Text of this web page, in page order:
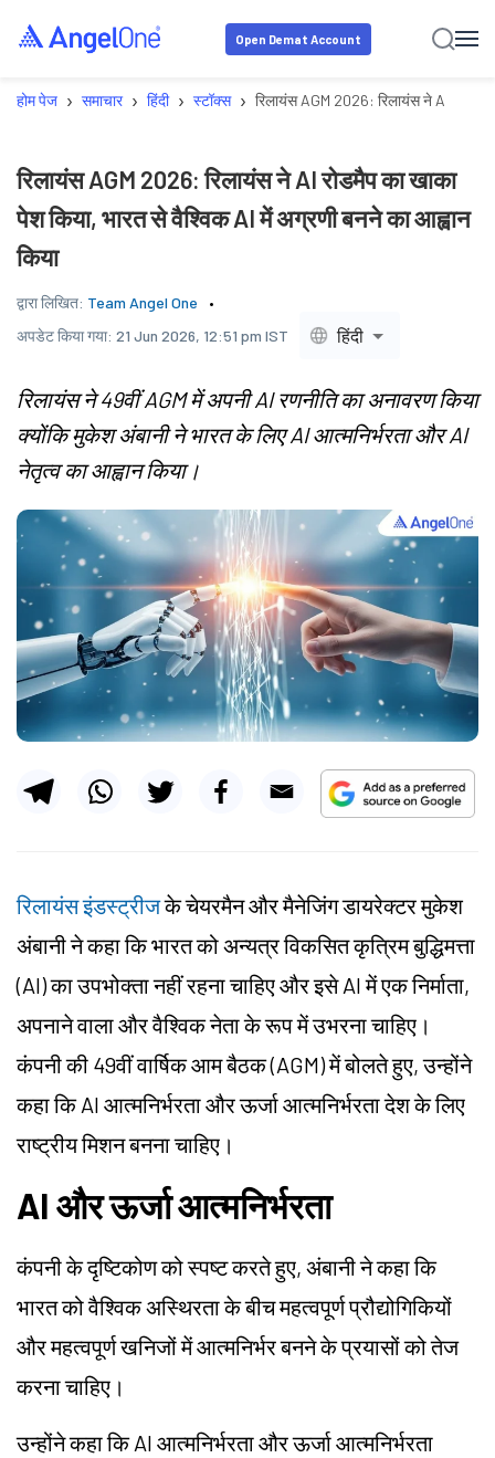
Open Demat Account
होम पेज › समाचार › हिंदी › स्टॉक्स › रिलायंस AGM 2026: रिलायंस ने AI रोडमैप
रिलायंस AGM 2026: रिलायंस ने AI रोडमैप का खाका
पेश किया, भारत से वैश्विक AI में अग्रणी बनने का आह्वान
किया
द्वारा लिखित: Team Angel One
अपडेट किया गया: 21 Jun 2026, 12:51 pm IST हिंदी
रिलायंस ने 49वीं AGM में अपनी AI रणनीति का अनावरण किया
क्योंकि मुकेश अंबानी ने भारत के लिए AI आत्मनिर्भरता और AI
नेतृत्व का आह्वान किया।
रिलायंस इंडस्ट्रीजके चेयरमैन और मैनेजिंग डायरेक्टर मुकेश
अंबानी ने कहा कि भारत को अन्यत्र विकसित कृत्रिम बुद्धिमत्ता
(AI) का उपभोक्ता नहीं रहना चाहिए और इसे AI में एक निर्माता,
अपनाने वाला और वैश्विक नेता के रूप में उभरना चाहिए।
कंपनी की 49वीं वार्षिक आम बैठक (AGM) में बोलते हुए, उन्होंने
कहा कि AI आत्मनिर्भरता और ऊर्जा आत्मनिर्भरता देश के लिए
राष्ट्रीय मिशन बनना चाहिए।
AI और ऊर्जा आत्मनिर्भरता
कंपनी के दृष्टिकोण को स्पष्ट करते हुए, अंबानी ने कहा कि
भारत को वैश्विक अस्थिरता के बीच महत्वपूर्ण प्रौद्योगिकियों
और महत्वपूर्ण खनिजों में आत्मनिर्भर बनने के प्रयासों को तेज
करना चाहिए।
उन्होंने कहा कि AI आत्मनिर्भरता और ऊर्जा आत्मनिर्भरता